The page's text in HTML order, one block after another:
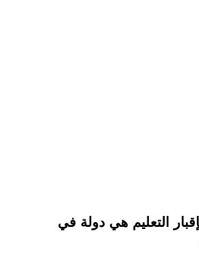
التعليم هي دولة في